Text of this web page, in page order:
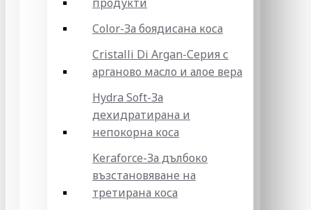
Color-За боядисана коса
Cristalli Di Argan-Серия с
арганово масло и алое вера
Hydra Soft-За
дехидратирана и
непокорна коса
Keraforce-За дълбоко
възстановяване на
третирана коса